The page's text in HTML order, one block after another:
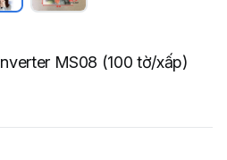
MS08 (100 tờ/xấp)